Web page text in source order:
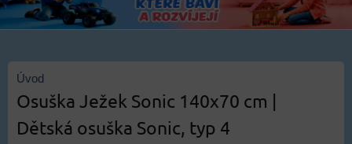
Úvod
Osuška Ježek Sonic 140x70 cm |
Dětská osuška Sonic, typ 4